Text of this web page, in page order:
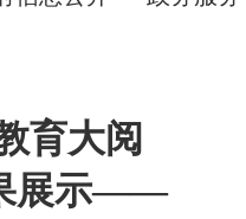
育大阅
展示——